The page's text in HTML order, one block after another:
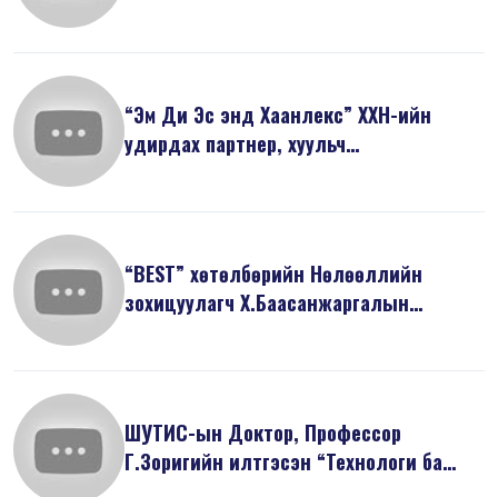
“Эм Ди Эс энд Хаанлекс” ХХН-ийн
удирдах партнер, хуульч
“BEST” хөтөлбөрийн Нөлөөллийн
зохицуулагч Х.Баасанжаргалын
ШУТИС-ын Доктор, Профессор
Г.Зоригийн илтгэсэн “Технологи ба